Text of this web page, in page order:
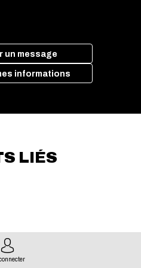
un message
informations
LIÉS